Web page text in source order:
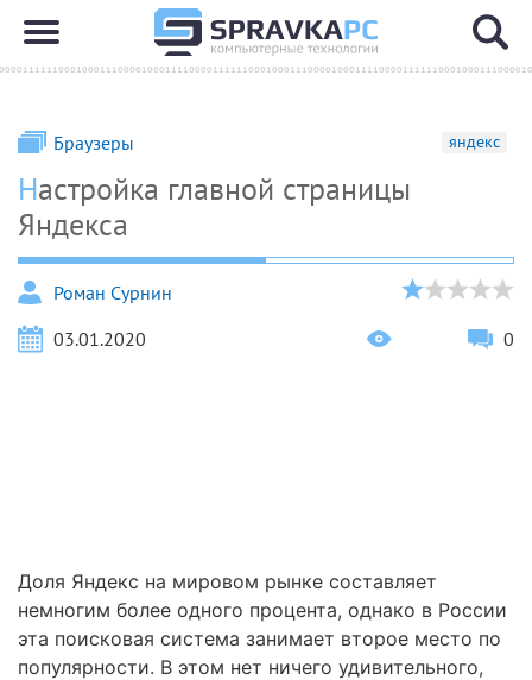
Браузеры яндекс
Настройка главной страницы
Яндекса
Роман Сурнин
03.01.2020
0
Доля Яндекс на мировом рынке составляет
немногим более одного процента, однако в России
эта поисковая система занимает второе место по
популярности. В этом нет ничего удивительного,